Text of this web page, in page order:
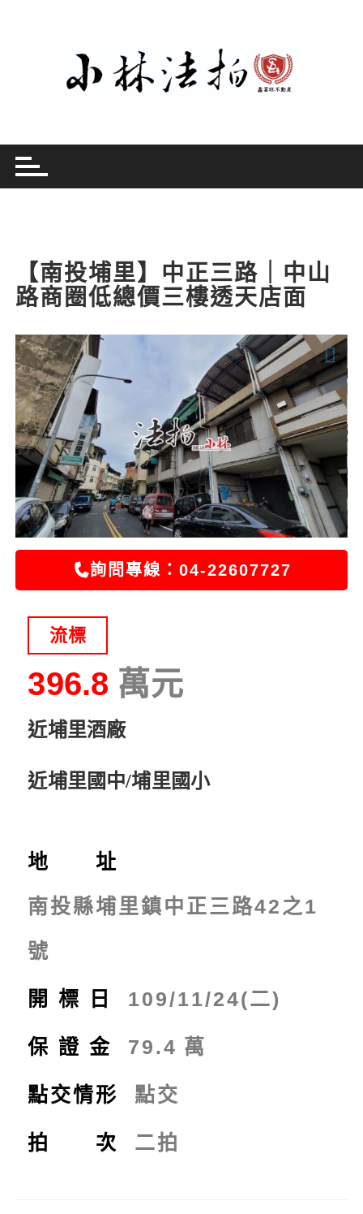
【南投埔里】中正三路｜中山
路商圈低總價三樓透天店面
詢問專線：04-22607727
流標
396.8
近埔里酒廠
近埔里國中/埔里國小
地 址
南投縣埔里鎮中正三路42之1
號
開標日 109/11/24(二)
保證金 79.4 萬
點交情形 點交
拍 次 二拍